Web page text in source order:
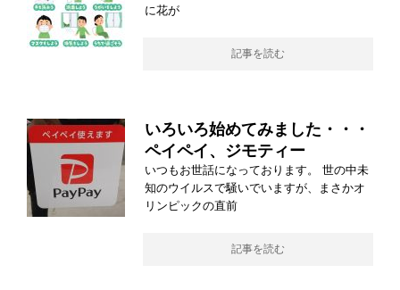
に花が
記事を読む
いろいろ始めてみました・・・
ペイペイ、ジモティー
いつもお世話になっております。 世の中未
知のウイルスで騒いでいますが、まさかオ
リンピックの直前
記事を読む